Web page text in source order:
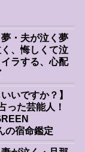
夢・夫が泣く夢
、悔しくて泣
ラする、心配
いですか？】
った芸能人！
の宿命鑑定